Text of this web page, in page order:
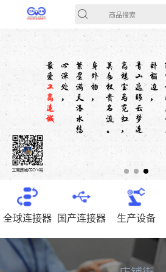
商品搜索
全球连接器 国产连接器 生产设备